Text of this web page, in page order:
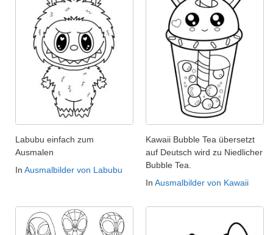
Labubu einfach zum
Ausmalen
In Ausmalbilder von Labubu
Kawaii Bubble Tea übersetzt
auf Deutsch wird zu Niedlicher
Bubble Tea.
In Ausmalbilder von Kawaii